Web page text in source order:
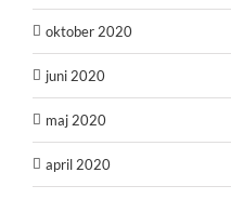
oktober 2020
juni 2020
maj 2020
april 2020